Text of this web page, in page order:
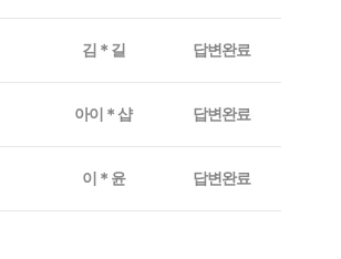
김＊길 답변완료
아이＊샵 답변완료
이＊윤 답변완료